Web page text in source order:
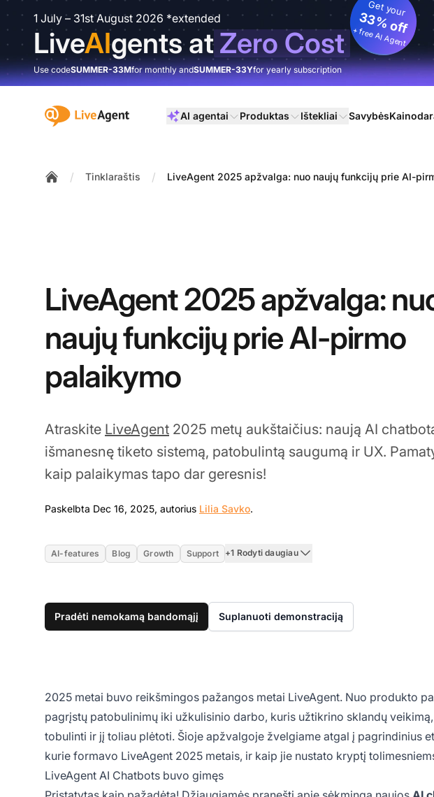
1 July – 31st August 2026 *extended
LiveAIgents atZero Cost
Get your
33% off
+ free AI Agent
Use codeSUMMER-33Mfor monthly andSUMMER-33Yfor yearly subscription
:site.title AI agentai Produktas Ištekliai Savybės
/ Tinklaraštis / LiveAgent 2025 apžvalga: nuo naujų funkcijų prie AI-
LiveAgent 2025 apžvalga:
naujų funkcijų prie AI-pirmo
palaikymo
Atraskite LiveAgent 2025 metų aukštaičius: naują AI
išmanesnę tiketo sistemą, patobulintą saugumą ir UX.
kaip palaikymas tapo dar geresnis!
Paskelbta Dec 16, 2025, autorius Lilia Savko.
AI-features Blog Growth Support +1 Rodyti daugiau
Pradėti nemokamą bandomąjį Suplanuoti demonstraciją
2025 metai buvo reikšmingos pažangos metai LiveAgent. Nuo produkto
pagrįstų patobulinimų iki užkulisinio darbo, kuris užtikrino sklandų
tobulinti ir jį toliau plėtoti. Šioje apžvalgoje žvelgiame atgal į pagrindinius
kurie formavo LiveAgent 2025 metais, ir kaip jie nustato kryptį
LiveAgent AI Chatbots buvo gimęs